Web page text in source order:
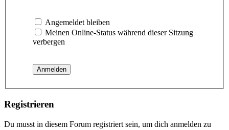
Angemeldet bleiben
Meinen Online-Status während dieser Sitzung
verbergen
Registrieren
Du musst in diesem Forum registriert sein, um dich anmelden zu